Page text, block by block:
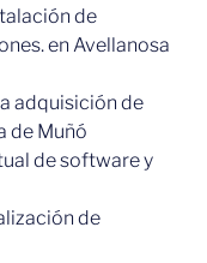
de
en Avellanosa
adquisición de
de Muñó
de software y
de